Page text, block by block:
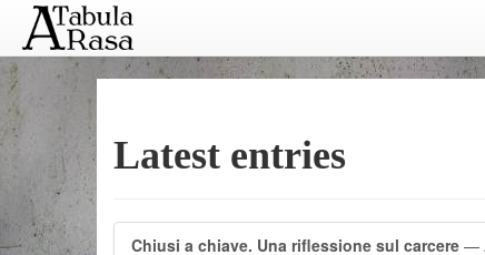
Latest entries
Chiusi a chiave. Una riflessione sul carcere —